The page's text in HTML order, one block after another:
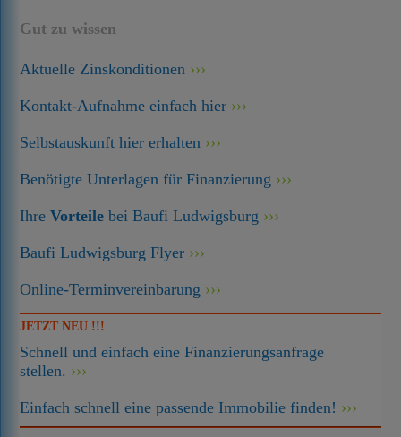
Gut zu wissen
Aktuelle Zinskonditionen
Kontakt-Aufnahme einfach hier
Selbstauskunft hier erhalten
Benötigte Unterlagen für Finanzierung
IhreVorteile bei Baufi Ludwigsburg
Baufi Ludwigsburg Flyer
Online-Terminvereinbarung
JETZT NEU !!!
Schnell und einfach eine Finanzierungsanfrage
stellen.
Einfach schnell eine passende Immobilie finden!